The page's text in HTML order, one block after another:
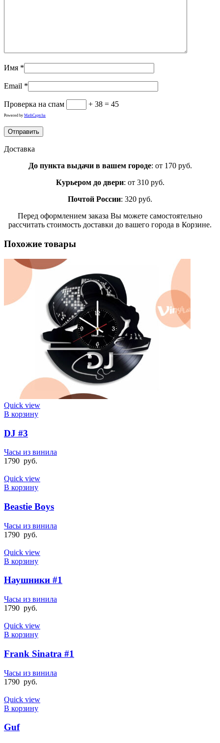
Имя *
Email *
Проверка на спам + 38 = 45
Powered by MathCaptcha
Доставка
До пункта выдачи в вашем городе: от 170 руб.
Курьером до двери: от 310 руб.
Почтой России: 320 руб.
Перед оформлением заказа Вы можете самостоятельно
рассчитать стоимость доставки до вашего города в Корзине.
Похожие товары
Quick view
В корзину
DJ #3
Часы из винила
1790 руб.
Quick view
В корзину
Beastie Boys
Часы из винила
1790 руб.
Quick view
В корзину
Наушники #1
Часы из винила
1790 руб.
Quick view
В корзину
Frank Sinatra #1
Часы из винила
1790 руб.
Quick view
В корзину
Guf